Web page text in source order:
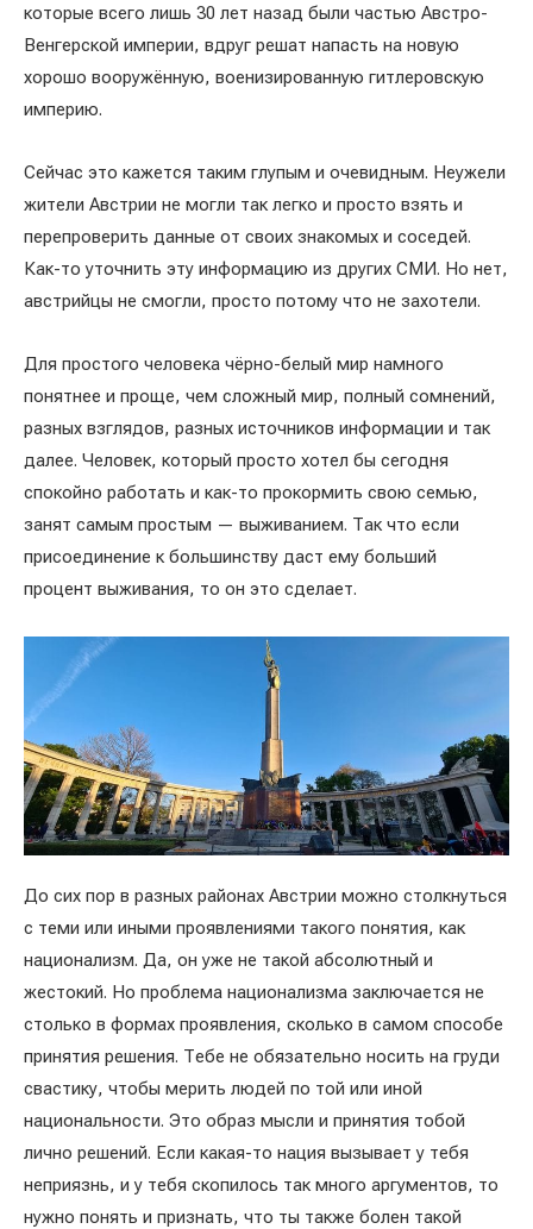
которые всего лишь 30 лет назад были частью Австро-
Венгерской империи, вдруг решат напасть на новую
хорошо вооружённую, военизированную гитлеровскую
империю.
Сейчас это кажется таким глупым и очевидным. Неужели
жители Австрии не могли так легко и просто взять и
перепроверить данные от своих знакомых и соседей.
Как-то уточнить эту информацию из других СМИ. Но нет,
австрийцы не смогли, просто потому что не захотели.
Для простого человека чёрно-белый мир намного
понятнее и проще, чем сложный мир, полный сомнений,
разных взглядов, разных источников информации и так
далее. Человек, который просто хотел бы сегодня
спокойно работать и как-то прокормить свою семью,
занят самым простым — выживанием. Так что если
присоединение к большинству даст ему больший
процент выживания, то он это сделает.
До сих пор в разных районах Австрии можно столкнуться
с теми или иными проявлениями такого понятия, как
национализм. Да, он уже не такой абсолютный и
жестокий. Но проблема национализма заключается не
столько в формах проявления, сколько в самом способе
принятия решения. Тебе не обязательно носить на груди
свастику, чтобы мерить людей по той или иной
национальности. Это образ мысли и принятия тобой
лично решений. Если какая-то нация вызывает у тебя
неприязнь, и у тебя скопилось так много аргументов, то
нужно понять и признать, что ты также болен такой